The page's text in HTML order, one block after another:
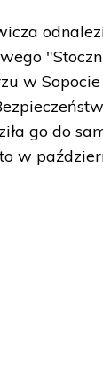
w
go do
w